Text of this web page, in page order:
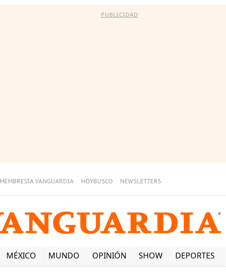
PUBLICIDAD
MEMBRESÍA VANGUARDIA HOYBUSCO NEWSLETTERS
MÉXICO MUNDO OPINIÓN SHOW DEPORTES